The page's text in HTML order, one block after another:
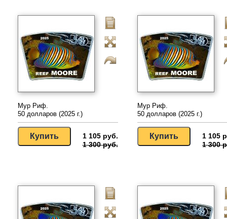
Мур Риф.
50 долларов (2025 г.)
1 105 руб.
1 300 руб.
Мур Риф.
50 долларов (2025 г.)
1 105
1 300